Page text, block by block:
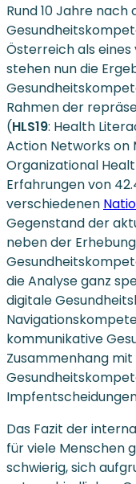
Rund 10 Jahre
Österreich als eines
stehen nun die
Rahmen der
(HLS19: Health
Action Networks on
Organizational
Erfahrungen von
verschiedenen
Gegenstand der
neben der
die Analyse ganz
digitale
kommunikative
Zusammenhang
Das Fazit der
für viele Menschen
schwierig, sich